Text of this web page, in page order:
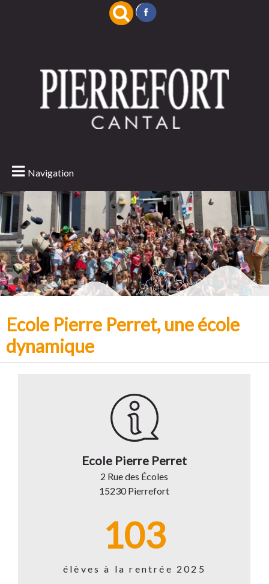
Navigation
Ecole Pierre Perret, une école
dynamique
Ecole Pierre Perret
2 Rue des Écoles
15230 Pierrefort
103
élèves à la rentrée 2025